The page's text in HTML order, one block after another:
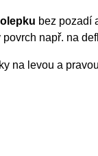
bez pozadí
např. na
na levou a